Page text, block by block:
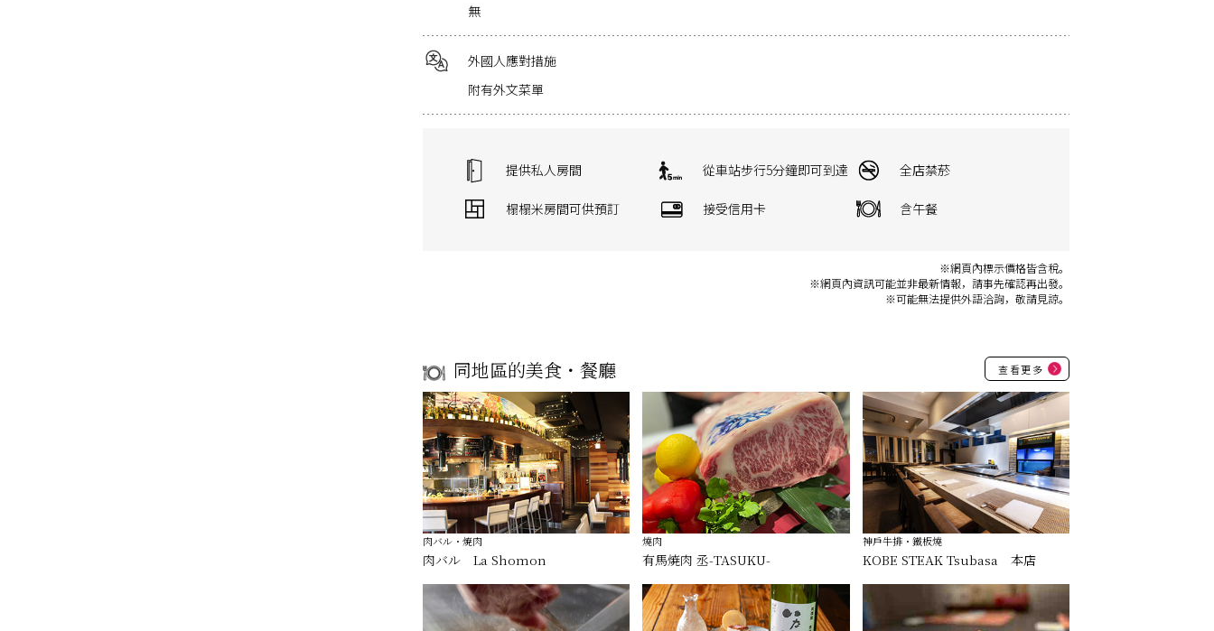
無
外國人應對措施
附有外文菜單
提供私人房間 從車站步行5分鐘即可到達 全店禁菸
榻榻米房間可供預訂 接受信用卡 含午餐
※網頁內標示價格皆含稅。
※網頁內資訊可能並非最新情報，請事先確認再出發。
※可能無法提供外語洽詢，敬請見諒。
同地區的美食・餐廳 查看更多
肉バル・焼肉
肉バル La Shomon
燒肉
有馬焼肉 丞-TASUKU-
神戶牛排・鐵板燒
KOBE STEAK Tsubasa 本店